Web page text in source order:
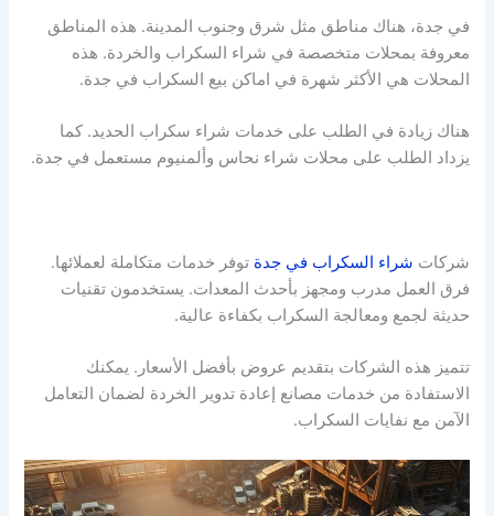
في جدة، هناك مناطق مثل شرق وجنوب المدينة. هذه المناطق
معروفة بمحلات متخصصة في شراء السكراب والخردة. هذه
المحلات هي الأكثر شهرة في اماكن بيع السكراب في جدة.
هناك زيادة في الطلب على خدمات شراء سكراب الحديد. كما
يزداد الطلب على محلات شراء نحاس وألمنيوم مستعمل في جدة.
شركات شراء السكراب في جدة توفر خدمات متكاملة لعملائها.
فرق العمل مدرب ومجهز بأحدث المعدات. يستخدمون تقنيات
حديثة لجمع ومعالجة السكراب بكفاءة عالية.
تتميز هذه الشركات بتقديم عروض بأفضل الأسعار. يمكنك
الاستفادة من خدمات مصانع إعادة تدوير الخردة لضمان التعامل
الآمن مع نفايات السكراب.